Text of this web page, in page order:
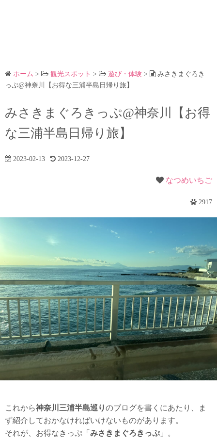
ホーム > 観光スポット > 遊び・体験 >
みさきまぐろき
っぷ@神奈川【お得な三浦半島日帰り旅】
みさきまぐろきっぷ@神奈川【お得
な三浦半島日帰り旅】
2023-02-13 2023-12-27
なつめいちご
2917
これから神奈川三浦半島巡りのブログを書くにあたり、ま
ず紹介しておかなければいけないものがあります。
それが、お得なきっぷ「 みさきまぐろきっぷ 」。